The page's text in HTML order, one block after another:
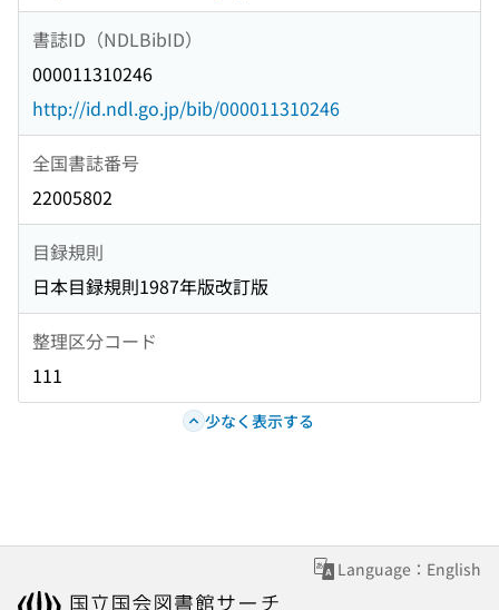
書誌ID（NDLBibID）
000011310246
http://id.ndl.go.jp/bib/000011310246
全国書誌番号
22005802
目録規則
日本目録規則1987年版改訂版
整理区分コード
111
少なく表示する
Language：English